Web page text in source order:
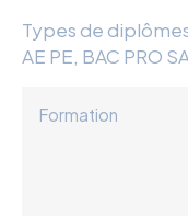
Types de
AE PE, BAC PRO
Formation